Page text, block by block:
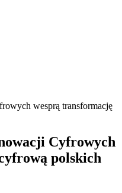
wesprą transformację
Cyfrowych
polskich